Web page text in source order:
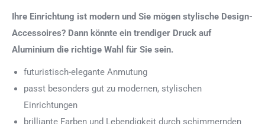
Ihre Einrichtung ist modern und Sie mögen stylische Design-
Accessoires? Dann könnte ein trendiger Druck auf
Aluminium die richtige Wahl für Sie sein.
futuristisch-elegante Anmutung
passt besonders gut zu modernen, stylischen
Einrichtungen